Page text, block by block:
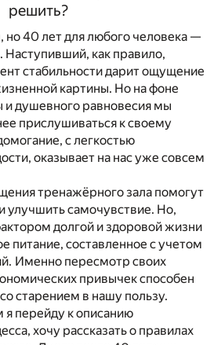
решить?
но 40 лет для любого человека —
как правило,
стабильности дарит ощущение
картины. Но на фоне
и душевного равновесия мы
прислушиваться к своему
с легкостью
оказывает на нас уже совсем
тренажёрного зала помогут
улучшить самочувствие. Но,
долгой и здоровой жизни
питание, составленное с учетом
Именно пересмотр своих
привычек способен
старением в нашу пользу.
перейду к описанию
хочу рассказать о правилах